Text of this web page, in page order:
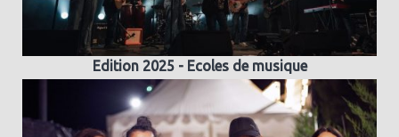
Edition 2025 - Ecoles de musique